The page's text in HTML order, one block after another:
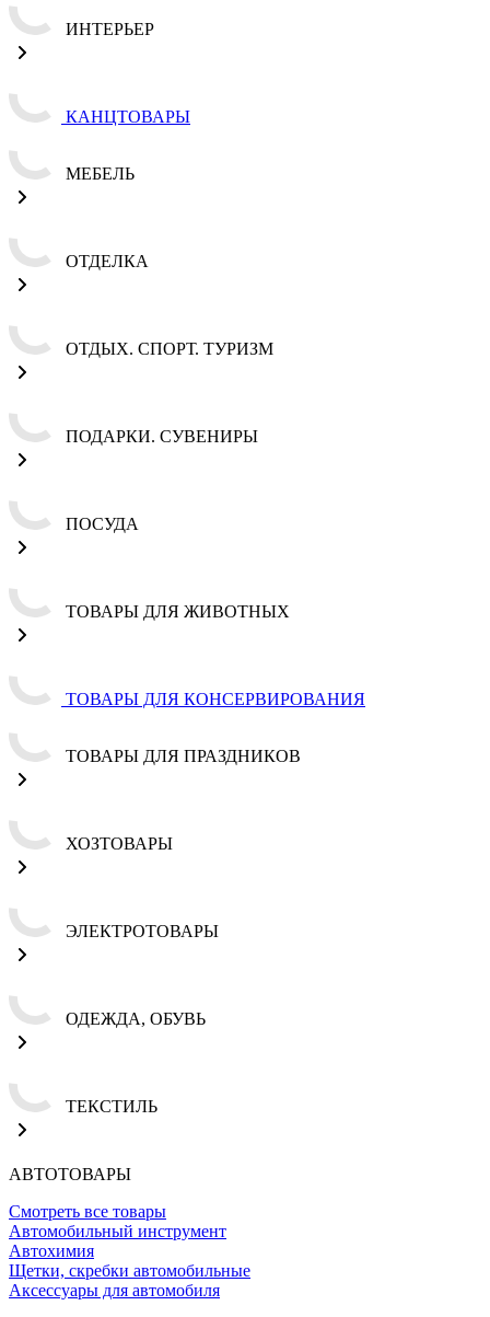
ИНТЕРЬЕР
КАНЦТОВАРЫ
МЕБЕЛЬ
ОТДЕЛКА
ОТДЫХ. СПОРТ. ТУРИЗМ
ПОДАРКИ. СУВЕНИРЫ
ПОСУДА
ТОВАРЫ ДЛЯ ЖИВОТНЫХ
ТОВАРЫ ДЛЯ КОНСЕРВИРОВАНИЯ
ТОВАРЫ ДЛЯ ПРАЗДНИКОВ
ХОЗТОВАРЫ
ЭЛЕКТРОТОВАРЫ
ОДЕЖДА, ОБУВЬ
ТЕКСТИЛЬ
АВТОТОВАРЫ
Смотреть все товары
Автомобильный инструмент
Автохимия
Щетки, скребки автомобильные
Аксессуары для автомобиля